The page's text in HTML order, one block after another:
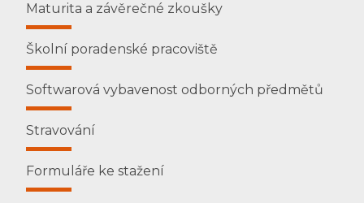
Maturita a závěrečné zkoušky
Školní poradenské pracoviště
Softwarová vybavenost odborných předmětů
Stravování
Formuláře ke stažení